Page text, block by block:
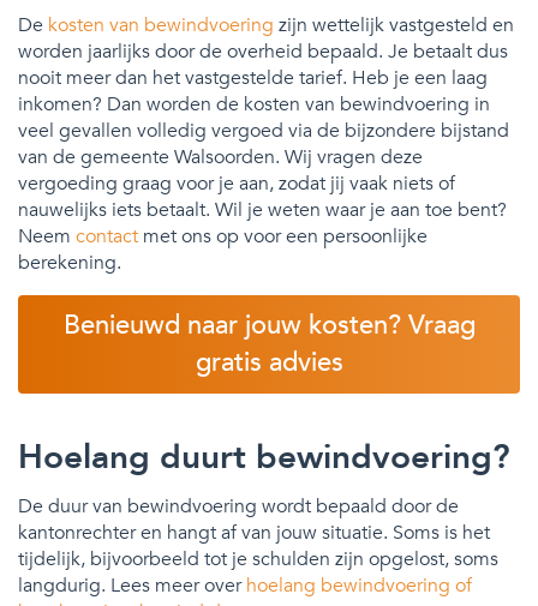
De kosten van bewindvoering zijn wettelijk vastgesteld en
worden jaarlijks door de overheid bepaald. Je betaalt dus
nooit meer dan het vastgestelde tarief. Heb je een laag
inkomen? Dan worden de kosten van bewindvoering in
veel gevallen volledig vergoed via de bijzondere bijstand
van de gemeente Walsoorden. Wij vragen deze
vergoeding graag voor je aan, zodat jij vaak niets of
nauwelijks iets betaalt. Wil je weten waar je aan toe bent?
Neem contact met ons op voor een persoonlijke
berekening.
Benieuwd naar jouw kosten? Vraag
gratis advies
Hoelang duurt bewindvoering?
De duur van bewindvoering wordt bepaald door de
kantonrechter en hangt af van jouw situatie. Soms is het
tijdelijk, bijvoorbeeld tot je schulden zijn opgelost, soms
langdurig. Lees meer overhoelang bewindvoering of